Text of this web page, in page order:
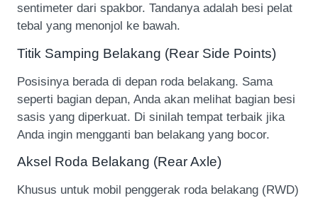
sentimeter dari spakbor. Tandanya adalah besi pelat
tebal yang menonjol ke bawah.
Titik Samping Belakang (Rear Side Points)
Posisinya berada di depan roda belakang. Sama
seperti bagian depan, Anda akan melihat bagian besi
sasis yang diperkuat. Di sinilah tempat terbaik jika
Anda ingin mengganti ban belakang yang bocor.
Aksel Roda Belakang (Rear Axle)
Khusus untuk mobil penggerak roda belakang (RWD)